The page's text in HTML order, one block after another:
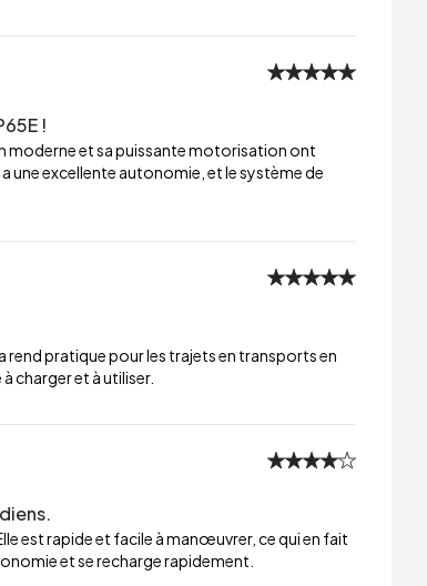
!
moderne et sa puissante motorisation ont
une excellente autonomie, et le système de
pratique pour les trajets en transports en
charger et à utiliser.
est rapide et facile à manœuvrer, ce qui en fait
et se recharge rapidement.